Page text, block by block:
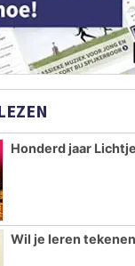
Honderd jaar
Wil je leren